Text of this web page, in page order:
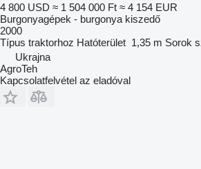
4 800 USD ≈ 1 504 000 Ft ≈ 4 154 EUR
Burgonyagépek - burgonya kiszedő
2000
Típus traktorhoz Hatóterület 1,35 m Sorok
Ukrajna
AgroTeh
Kapcsolatfelvétel az eladóval